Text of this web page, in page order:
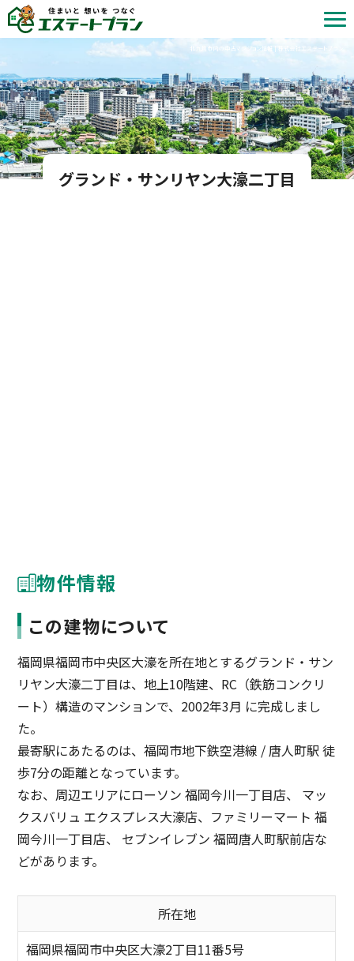
北九州市内の中古マンション情報 | 株式会社エステートプラン
グランド・サンリヤン大濠二丁目
物件情報
この建物について
福岡県福岡市中央区大濠を所在地とするグランド・サン
リヤン大濠二丁目は、地上10階建、RC（鉄筋コンクリ
ート）構造のマンションで、2002年3月 に完成しまし
た。
最寄駅にあたるのは、福岡市地下鉄空港線 / 唐人町駅 徒
歩7分の距離となっています。
なお、周辺エリアにローソン 福岡今川一丁目店、 マッ
クスバリュ エクスプレス大濠店、ファミリーマート 福
岡今川一丁目店、 セブンイレブン 福岡唐人町駅前店な
どがあります。
所在地
福岡県福岡市中央区大濠2丁目11番5号